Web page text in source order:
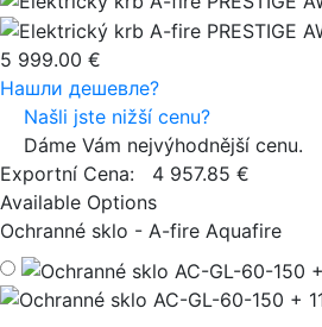
5 999.00 €
Нашли дешевле?
Našli jste nižší cenu?
Dáme Vám nejvýhodnější cenu.
Exportní Cena:
4 957.85 €
Available Options
Ochranné sklo - A-fire Aquafire